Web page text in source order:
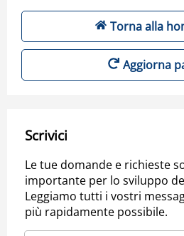
Torna alla
Aggiorna
Scrivici
Le tue domande e richieste
importante per lo sviluppo
Leggiamo tutti i vostri
più rapidamente possibile.